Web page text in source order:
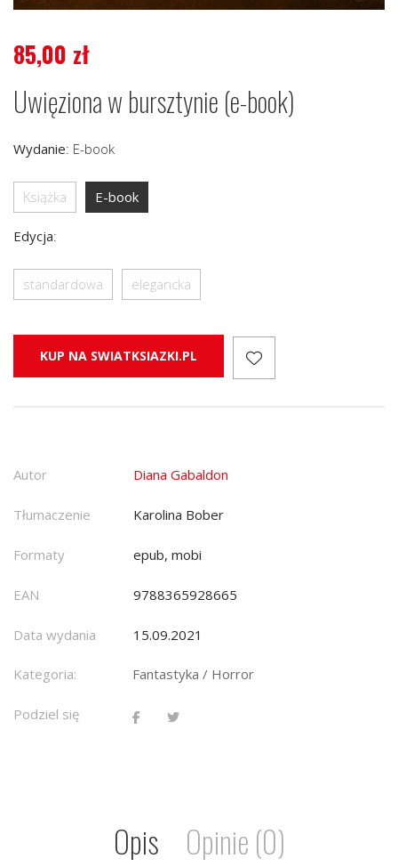
85,00 zł
Uwięziona w bursztynie (e-book)
Wydanie: E-book
Książka E-book
Edycja:
standardowa elegancka
KUP NA SWIATKSIAZKI.PL
Autor Diana Gabaldon
Tłumaczenie Karolina Bober
Formaty epub, mobi
EAN 9788365928665
Data wydania 15.09.2021
Kategoria: Fantastyka / Horror
Podziel się
Opis Opinie (0)